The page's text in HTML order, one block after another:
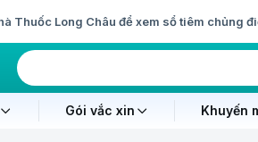
Thuốc Long Châu để xem sổ tiêm chủng
Gói vắc xin Khuyến